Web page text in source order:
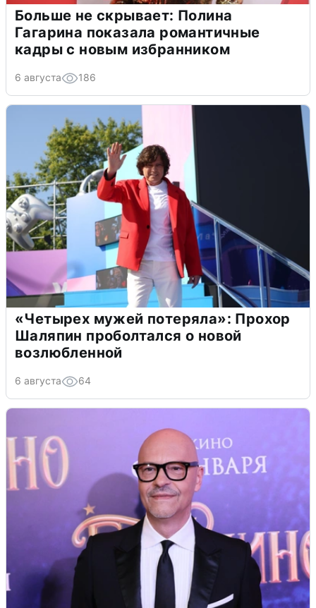
Больше не скрывает: Полина
Гагарина показала романтичные
кадры с новым избранником
6 августа 186
«Четырех мужей потеряла»: Прохор
Шаляпин проболтался о новой
возлюбленной
6 августа 64